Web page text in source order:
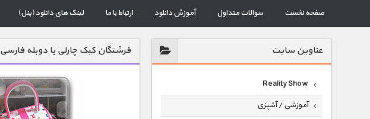
صفحه نخست سوالات متداول آموزش دانلود ارتباط با ما لینک های دانلود (پنل)
عناوين سايت
Reality Show
آموزشی / آشپزی
فرشتگان کیک چارلی با دوبله فارسی